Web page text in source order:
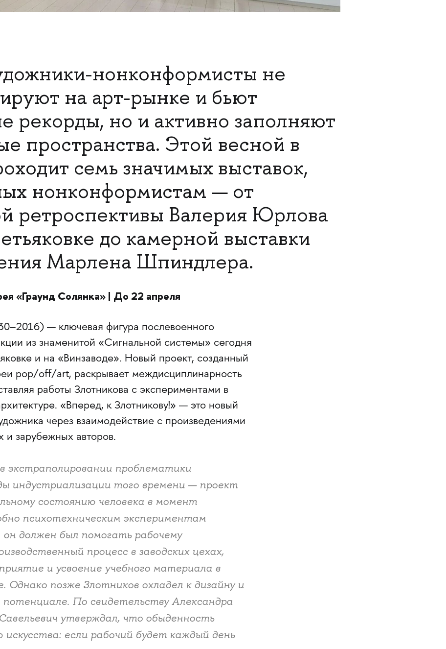
нонконформисты не
на арт-рынке и бьют
рекорды, но и активно заполняют
пространства. Этой весной в
семь значимых выставок,
нонконформистам — от
ретроспективы Валерия Юрлова
до камерной выставки
Марлена Шпиндлера.
«Граунд Солянка» | До 22 апреля
— ключевая фигура послевоенного
из знаменитой «Сигнальной системы» сегодня
и на «Винзаводе». Новый проект, созданный
pop/off/art, раскрывает междисциплинарность
работы Злотникова с экспериментами в
«Вперед, к Злотникову!» — это новый
через взаимодействие с произведениями
и зарубежных авторов.
экстраполировании проблематики
индустриализации того времени — проект
состоянию человека в момент
психотехническим экспериментам
он должен был помогать рабочему
процесс в заводских цехах,
и усвоение учебного материала в
Однако позже Злотников охладел к дизайну и
потенциале. По свидетельству Александра
утверждал, что обыденность
если рабочий будет каждый день